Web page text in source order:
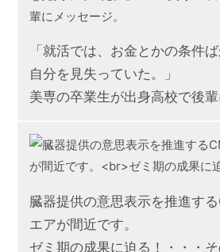
「就活では、お金とかの条件
自分を見失っていた。」
美専の卒業生が出身高校で後輩
臓器提供の意思表示を推進す
エアが間近です。
ゼミ期の成果に迫る！・・・